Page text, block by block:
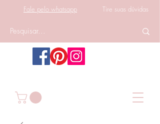
Fale pelo whatsapp Tire suas dúvidas